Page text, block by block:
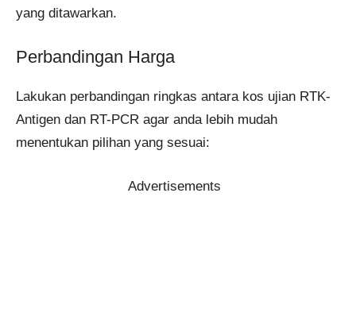
yang ditawarkan.
Perbandingan Harga
Lakukan perbandingan ringkas antara kos ujian RTK-
Antigen dan RT-PCR agar anda lebih mudah
menentukan pilihan yang sesuai:
Advertisements